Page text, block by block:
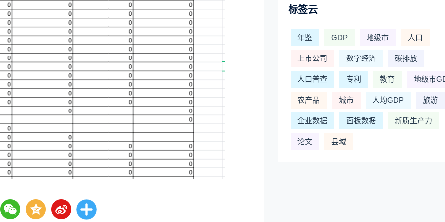
标签云
年鉴 GDP 地级市 人口
上市公司 数字经济 碳排放
人口普查 专利 教育 地级市
农产品 城市 人均GDP 旅游
企业数据 面板数据 新质生产力
论文 县域